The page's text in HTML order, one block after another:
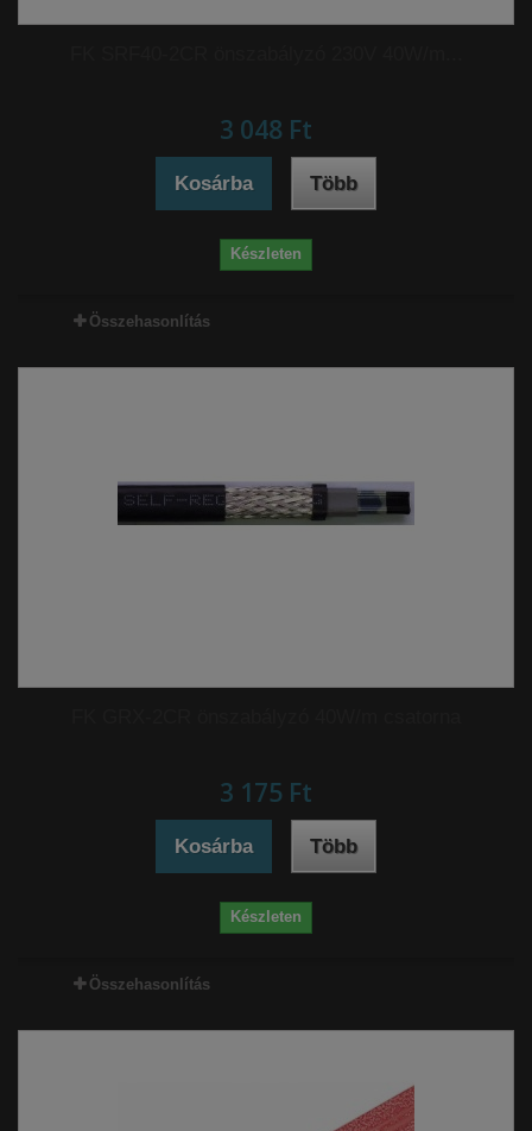
3 048 Ft‎
Kosárba Több
Készleten
Összehasonlítás
3 175 Ft‎
Kosárba Több
Készleten
Összehasonlítás